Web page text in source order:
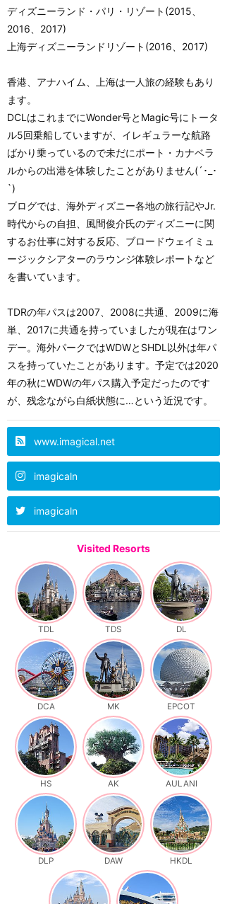
ディズニーランド・パリ・リゾート(2015、
2016、2017)
上海ディズニーランドリゾート(2016、2017)
香港、アナハイム、上海は一人旅の経験もあり
ます。
DCLはこれまでにWonder号とMagic号にトータ
ル5回乗船していますが、イレギュラーな航路
ばかり乗っているので未だにポート・カナベラ
ルからの出港を体験したことがありません(´･_･
`)
ブログでは、海外ディズニー各地の旅行記やJr.
時代からの自担、風間俊介氏のディズニーに関
するお仕事に対する反応、ブロードウェイミュ
ージックシアターのラウンジ体験レポートなど
を書いています。
TDRの年パスは2007、2008に共通、2009に海
単、2017に共通を持っていましたが現在はワン
デー。海外パークではWDWとSHDL以外は年パ
スを持っていたことがあります。予定では2020
年の秋にWDWの年パス購入予定だったのです
が、残念ながら白紙状態に…という近況です。
www.imagical.net
imagicaln
imagicaln
Visited Resorts
TDL TDS DL
DCA MK EPCOT
HS AK AULANI
DLP DAW HKDL